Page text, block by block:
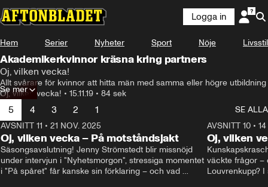
Logga in
Hem Serier Nyheter Sport Nöje Livsstil
Akademikerkvinnor kräsna kring partners
Oj, vilken vecka!
Allt svårare för kvinnor att hitta män med samma eller högre utbildning
Oj, vilken vecka! • 15.11.19 • 84 sek
Se mer
5 4 3 2 1
SE ALLA
AVSNITT 11 • 21 NOV. 2025
Oj, vilken vecka – På motståndsjakt
Säsongsavslutning! Jenny Strömstedt blir missnöjd
under intervjun i "Nyhetsmorgon", stressiga momentet
i "På spåret" får kanske sin förklaring – och vad
AVSNITT 10•
Oj, vilken
väckte frågor –
Louvrenkupp?